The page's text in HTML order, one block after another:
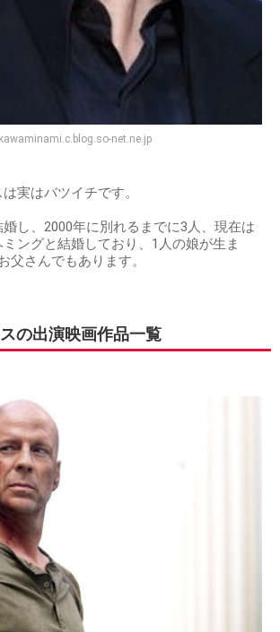
net.ne.jp
実はバツイチです。
し、2000年に別れるまでに3人、現在は
ングと結婚しており、1人の娘が生ま
父さんでもあります。
の出演映画作品一覧